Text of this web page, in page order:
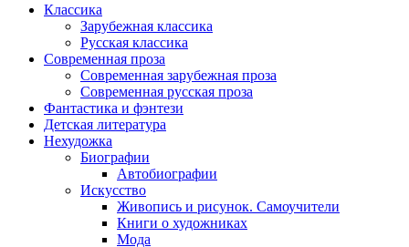
Классика
Зарубежная классика
Русская классика
Современная проза
Современная зарубежная проза
Современная русская проза
Фантастика и фэнтези
Детская литература
Нехудожка
Биографии
Автобиографии
Искусство
Живопись и рисунок. Самоучители
Книги о художниках
Мода